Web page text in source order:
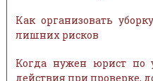
Как организовать
лишних рисков
Когда нужен юрист по
действия при проверке,